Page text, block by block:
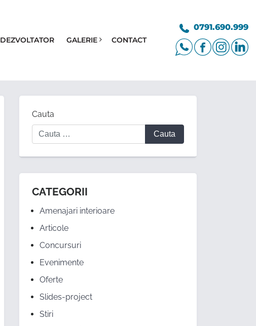
0791.690.999
DEZVOLTATOR GALERIE CONTACT
Cauta
CATEGORII
Amenajari interioare
Articole
Concursuri
Evenimente
Oferte
Slides-project
Stiri